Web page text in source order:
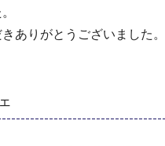
ありがとうございました。